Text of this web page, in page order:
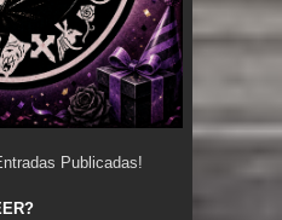
Publicadas!